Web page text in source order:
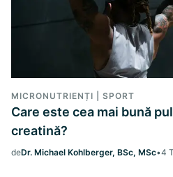
MICRONUTRIENȚI | SPORT
Care este cea mai bună
creatină?
deDr. Michael Kohlberger, BSc, MSc•4